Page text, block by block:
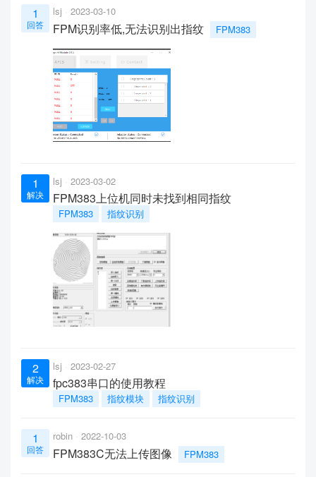
1
回答
lsj 2023-03-10
FPM识别率低,无法识别出指纹 FPM383
1
解决
lsj 2023-03-02
FPM383上位机同时未找到相同指纹
FPM383 指纹识别
2
解决
lsj 2023-02-27
fpc383串口的使用教程
FPM383 指纹模块 指纹识别
1
回答
robin 2022-10-03
FPM383C无法上传图像 FPM383